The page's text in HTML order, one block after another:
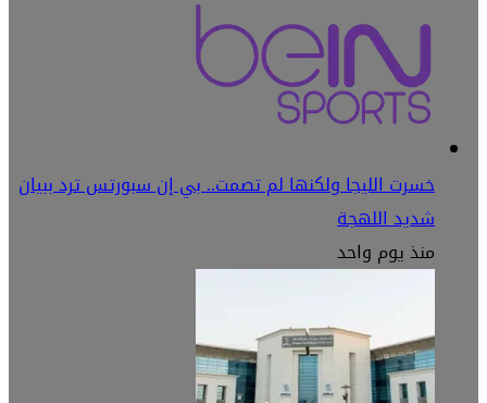
خسرت الليجا ولكنها لم تصمت.. بي إن سبورتس ترد ببيان
شديد اللهجة
منذ يوم واحد